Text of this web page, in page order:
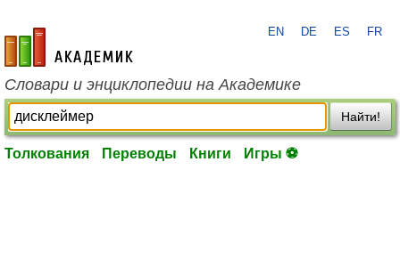
academic.ru
EN DE ES FR
Словари и энциклопедии на Академике
Найти!
Толкования Переводы Книги Игры ⚽